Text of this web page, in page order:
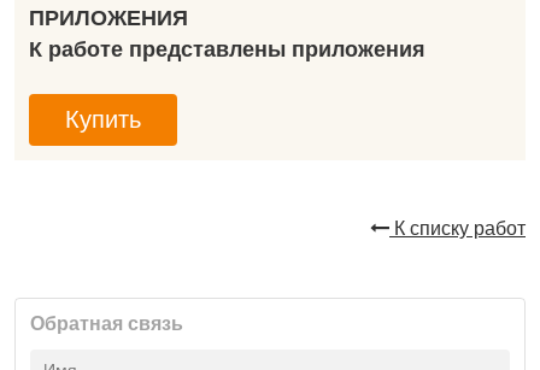
ПРИЛОЖЕНИЯ
К работе представлены приложения
Купить
К списку работ
Обратная связь